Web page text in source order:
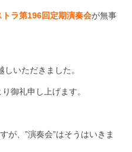
ラ第196回定期演奏会が無事
いただきました。
御礼申し上げます。
が、”演奏会”はそうはいきま